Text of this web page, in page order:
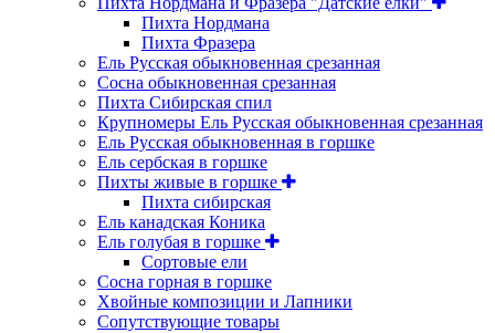
Пихта Нордмана
Пихта Фразера
Ель Русская обыкновенная срезанная
Сосна обыкновенная срезанная
Пихта Сибирская спил
Крупномеры Ель Русская обыкновенная срезанная
Ель Русская обыкновенная в горшке
Ель сербская в горшке
Пихты живые в горшке
Пихта сибирская
Ель канадская Коника
Ель голубая в горшке
Сортовые ели
Сосна горная в горшке
Хвойные композиции и Лапники
Сопутствующие товары